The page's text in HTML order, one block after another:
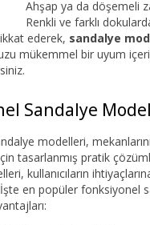
Ahşap ya da döşemeli
Renkli ve farklı
ederek, sandalye
mükemmel bir uyum
Sandalye
modelleri,
tasarlanmış pratik
kullanıcıların
en popüler fonksiyonel